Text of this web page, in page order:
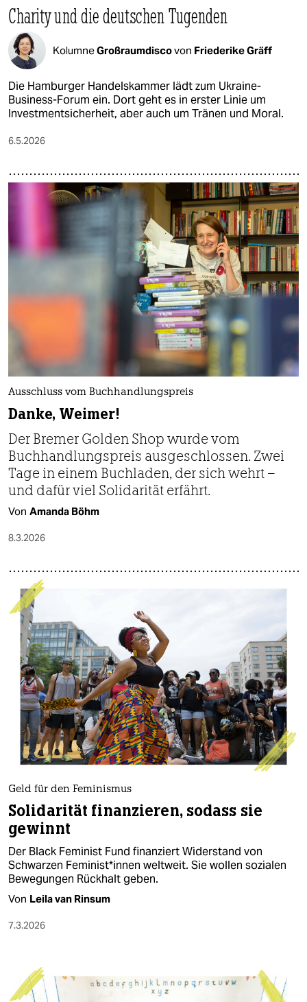
Charity und die deutschen Tugenden
KolumneGroßraumdiscovon Friederike Gräff
Die Hamburger Handelskammer lädt zum Ukraine-
Business-Forum ein. Dort geht es in erster Linie um
Investmentsicherheit, aber auch um Tränen und Moral.
6.5.2026
Ausschluss vom Buchhandlungspreis
Danke, Weimer!
Der Bremer Golden Shop wurde vom
Buchhandlungspreis ausgeschlossen. Zwei
Tage in einem Buchladen, der sich wehrt –
und dafür viel Solidarität erfährt.
Von Amanda Böhm
8.3.2026
Geld für den Feminismus
Solidarität finanzieren, sodass sie
gewinnt
Der Black Feminist Fund finanziert Widerstand von
Schwarzen Fe­mi­nis­t*­in­nen weltweit. Sie wollen sozialen
Bewegungen Rückhalt geben.
Von Leila van Rinsum
7.3.2026